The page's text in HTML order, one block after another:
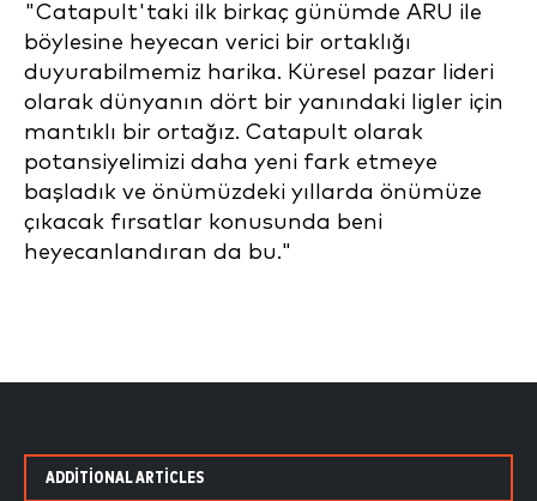
"Catapult'taki ilk birkaç günümde ARU ile
böylesine heyecan verici bir ortaklığı
duyurabilmemiz harika. Küresel pazar lideri
olarak dünyanın dört bir yanındaki ligler için
mantıklı bir ortağız. Catapult olarak
potansiyelimizi daha yeni fark etmeye
başladık ve önümüzdeki yıllarda önümüze
çıkacak fırsatlar konusunda beni
heyecanlandıran da bu."
ADDITIONAL ARTICLES